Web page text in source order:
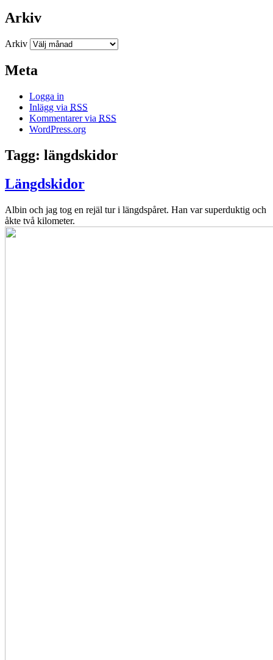
Arkiv
Arkiv
Meta
Logga in
Inlägg via RSS
Kommentarer via RSS
WordPress.org
Tagg: längdskidor
Längdskidor
Albin och jag tog en rejäl tur i längdspåret. Han var superduktig och
åkte två kilometer.